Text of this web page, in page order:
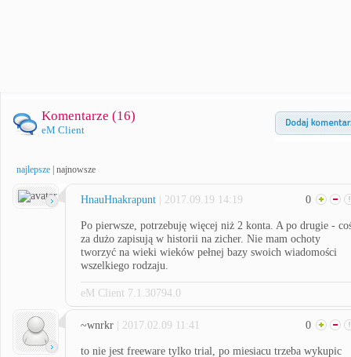
Komentarze (16)
eM Client
najlepsze najnowsze
HnauHnakrapunt | 2017.09.19 14:19 0
Po pierwsze, potrzebuję więcej niż 2 konta. A po drugie -
za dużo zapisują w historii na zicher. Nie mam ochoty
tworzyć na wieki wieków pełnej bazy swoich wiadomości
wszelkiego rodzaju.
eM Client 7.1.30794.0
~wnrkr | 2017.02.09 11:41 0
to nie jest freeware tylko trial, po miesiacu trzeba wykupic